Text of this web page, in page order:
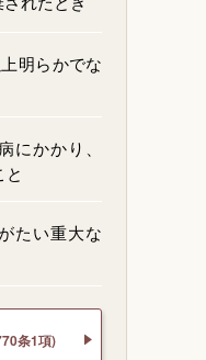
明らかでな
にかかり、
たい重大な
条1項)